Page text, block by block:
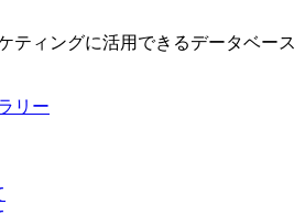
ティングに活用できるデータベース